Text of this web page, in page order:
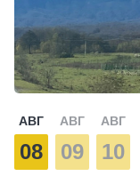
АВГ
08
АВГ
09
АВГ
10